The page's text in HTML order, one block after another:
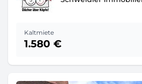
Kaltmiete
1.580 €